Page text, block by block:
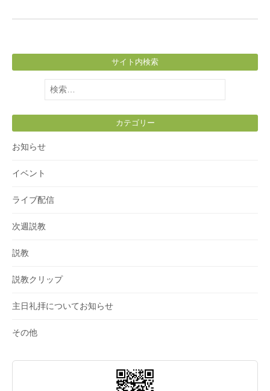
サイト内検索
検
索:
カテゴリー
お知らせ
イベント
ライブ配信
次週説教
説教
説教クリップ
主日礼拝についてお知らせ
その他